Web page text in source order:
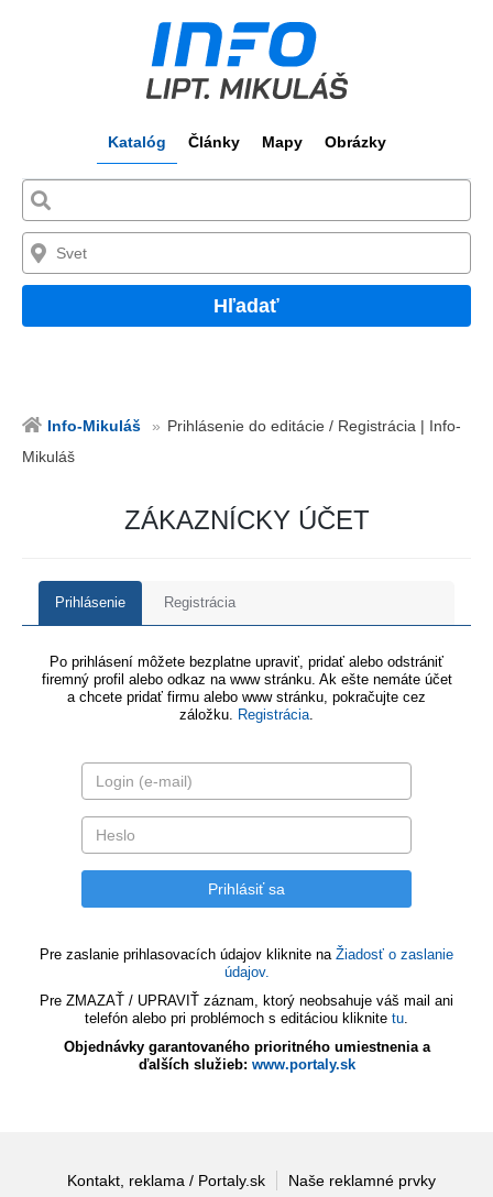
Katalóg Články Mapy Obrázky
Hľadať
Info-Mikuláš
Prihlásenie do editácie / Registrácia | Info-
Mikuláš
ZÁKAZNÍCKY ÚČET
Prihlásenie Registrácia
Po prihlásení môžete bezplatne upraviť, pridať alebo odstrániť
firemný profil alebo odkaz na www stránku. Ak ešte nemáte účet
a chcete pridať firmu alebo www stránku, pokračujte cez
záložku. Registrácia.
Pre zaslanie prihlasovacích údajov kliknite na Žiadosť o zaslanie
údajov.
Pre ZMAZAŤ / UPRAVIŤ záznam, ktorý neobsahuje váš mail ani
telefón alebo pri problémoch s editáciou kliknite tu.
Objednávky garantovaného prioritného umiestnenia a
ďalších služieb: www.portaly.sk
Kontakt, reklama / Portaly.sk
Naše reklamné prvky